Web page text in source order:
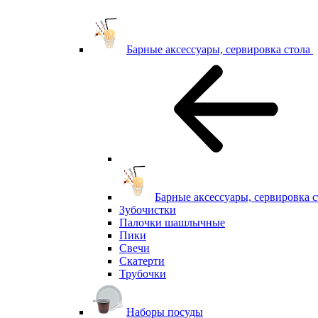
Барные аксессуары, сервировка стола
Барные аксессуары, сервировка
Зубочистки
Палочки шашлычные
Пики
Свечи
Скатерти
Трубочки
Наборы посуды